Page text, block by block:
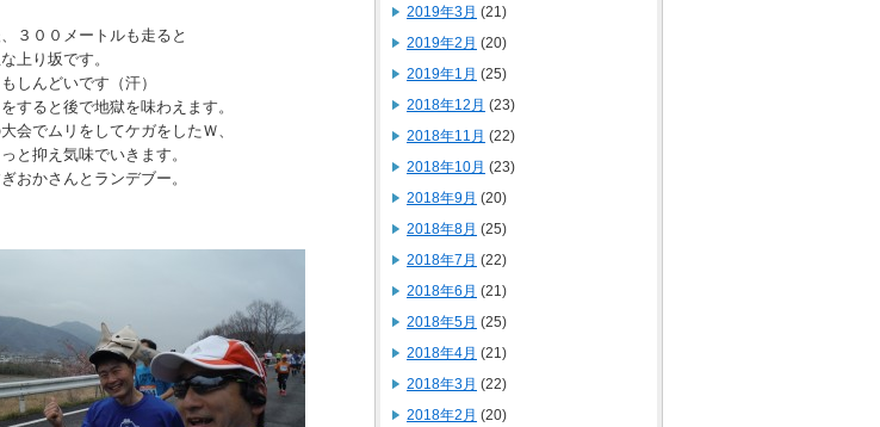
３００メートルも走ると
上り坂です。
しんどいです（汗）
すると後で地獄を味わえます。
会でムリをしてケガをしたＷ、
と抑え気味でいきます。
おかさんとランデブー。
2019年3月 (21)
2019年2月 (20)
2019年1月 (25)
2018年12月 (23)
2018年11月 (22)
2018年10月 (23)
2018年9月 (20)
2018年8月 (25)
2018年7月 (22)
2018年6月 (21)
2018年5月 (25)
2018年4月 (21)
2018年3月 (22)
2018年2月 (20)